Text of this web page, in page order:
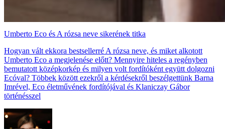
Umberto Eco és A rózsa neve sikerének titka
Hogyan vált ekkora bestsellerré A rózsa neve, és miket alkotott
Umberto Eco a megjelenése előtt? Mennyire hiteles a regényben
bemutatott középkorkép és milyen volt fordítóként együtt dolgozni
Ecóval? Többek között ezekről a kérdésekről beszélgettünk Barna
Imrével, Eco életművének fordítójával és Klaniczay Gábor
történésszel